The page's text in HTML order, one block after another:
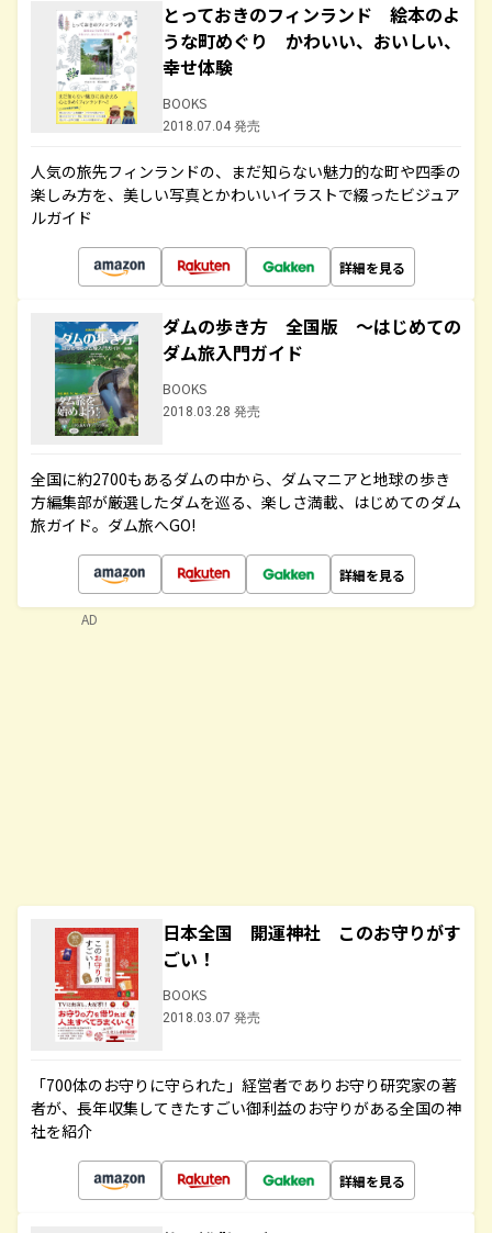
とっておきのフィンランド 絵本のよ
うな町めぐり かわいい、おいしい、
幸せ体験
BOOKS
2018.07.04 発売
人気の旅先フィンランドの、まだ知らない魅力的な町や四季の
楽しみ方を、美しい写真とかわいいイラストで綴ったビジュア
ルガイド
詳細を見る
ダムの歩き方 全国版 ～はじめての
ダム旅入門ガイド
BOOKS
2018.03.28 発売
全国に約2700もあるダムの中から、ダムマニアと地球の歩き
方編集部が厳選したダムを巡る、楽しさ満載、はじめてのダム
旅ガイド。ダム旅へGO!
詳細を見る
日本全国 開運神社 このお守りがす
ごい！
BOOKS
2018.03.07 発売
「700体のお守りに守られた」経営者でありお守り研究家の著
者が、長年収集してきたすごい御利益のお守りがある全国の神
社を紹介
詳細を見る
AD